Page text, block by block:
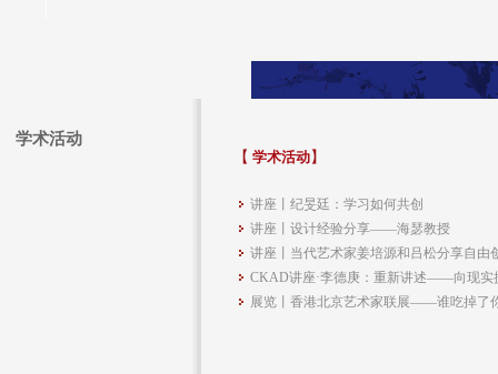
学术活动
【 学术活动】
讲座丨纪旻廷：学习如何共创
讲座丨设计经验分享——海瑟教授
讲座丨当代艺术家姜培源和吕松分享自由
CKAD讲座·李德庚：重新讲述——向现实
展览丨香港北京艺术家联展——谁吃掉了